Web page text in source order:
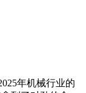
年机械行业的